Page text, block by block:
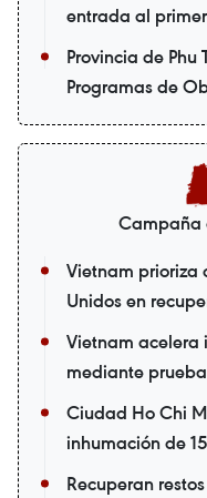
entrada al
Provincia de
Programas de
Campaña
Vietnam prioriza
Unidos en
Vietnam acelera
mediante
Ciudad Ho Chi
inhumación de
Recuperan